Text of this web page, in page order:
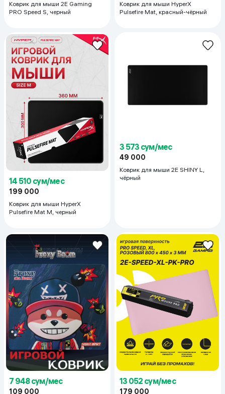
Коврик для мыши 2E Gaming
PRO Speed S, черный
Коврик для мыши HyperX
Pulsefire Mat, красный-чёрный
14 510 сум/мес
199 000
Коврик для мыши HyperX
Pulsefire Mat M, черный
3 573 сум/мес
49 000
Коврик для мыши 2E SHINY L,
чёрный
7 948 сум/мес
109 000
13 052 сум/мес
179 000